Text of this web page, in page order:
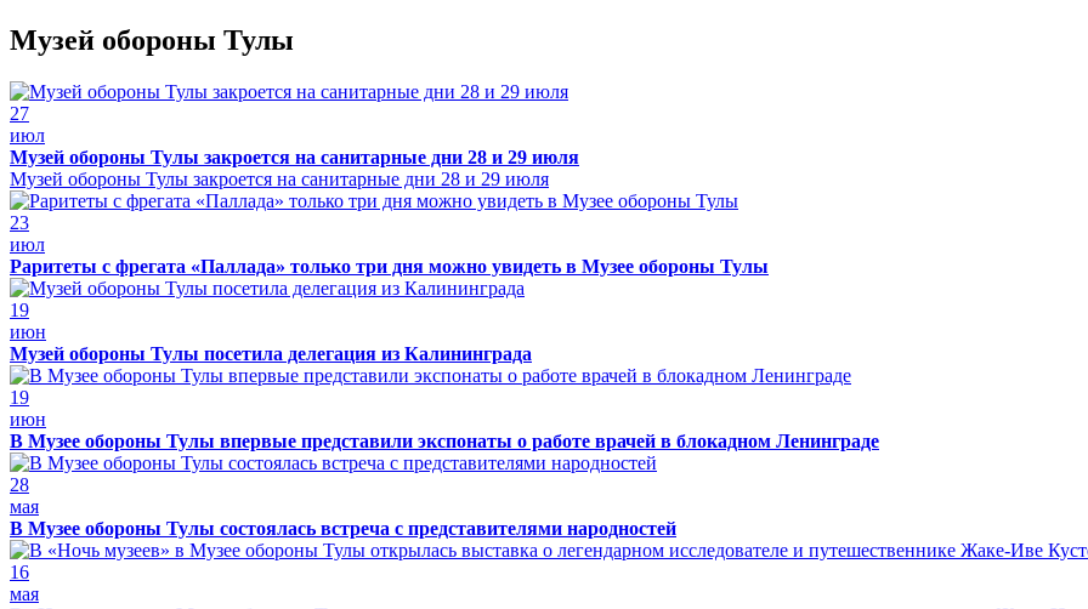
Музей обороны Тулы
27
июл
Музей обороны Тулы закроется на санитарные дни 28 и 29 июля
Музей обороны Тулы закроется на санитарные дни 28 и 29 июля
23
июл
Раритеты с фрегата «Паллада» только три дня можно увидеть в Музее обороны Тулы
19
июн
Музей обороны Тулы посетила делегация из Калининграда
19
июн
В Музее обороны Тулы впервые представили экспонаты о работе врачей в блокадном Ленинграде
28
мая
В Музее обороны Тулы состоялась встреча с представителями народностей
16
мая